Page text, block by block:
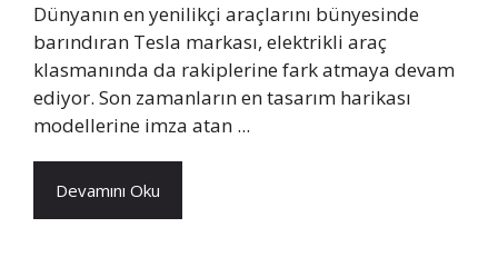
Dünyanın en yenilikçi araçlarını bünyesinde
barındıran Tesla markası, elektrikli araç
klasmanında da rakiplerine fark atmaya devam
ediyor. Son zamanların en tasarım harikası
modellerine imza atan ...
Devamını Oku